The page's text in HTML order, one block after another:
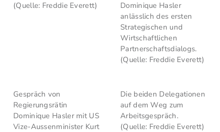
(Quelle: Freddie Everett)
Dominique Hasler
anlässlich des ersten
Strategischen und
Wirtschaftlichen
Partnerschaftsdialogs.
(Quelle: Freddie Everett)
Gespräch von
Regierungsrätin
Dominique Hasler mit US
Vize-Aussenminister Kurt
Die beiden Delegationen
auf dem Weg zum
Arbeitsgespräch.
(Quelle: Freddie Everett)